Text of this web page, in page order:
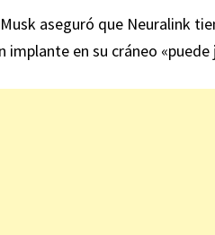
aseguró que Neuralink
implante en su cráneo